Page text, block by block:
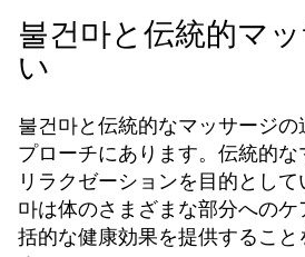
불건마と伝統的マ
い
불건마と伝統的なマッサージ
プローチにあります。伝統的
リラクゼーションを目的とし
마は体のさまざまな部分への
括的な健康効果を提供すること